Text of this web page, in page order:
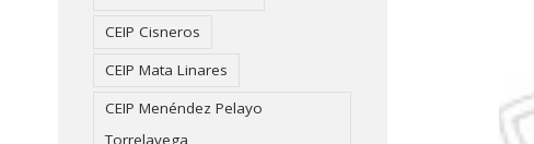
CEIP Cisneros
CEIP Mata Linares
CEIP Menéndez Pelayo